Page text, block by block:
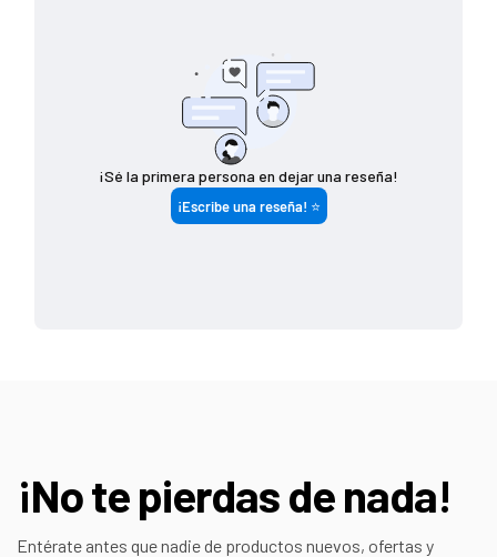
$ 7 5 0 - $ 1 4 4 9
¡No te pierdas de nada!
Entérate antes que nadie de productos nuevos, ofertas y